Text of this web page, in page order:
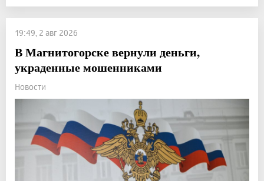
19:49, 2 авг 2026
В Магнитогорске вернули деньги,
украденные мошенниками
Новости